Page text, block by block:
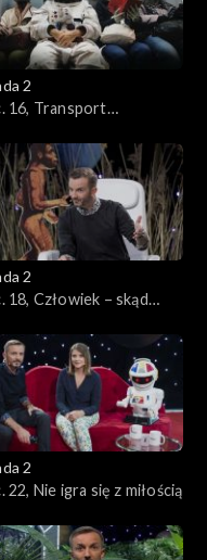
2
16, Transport
2
18, Człowiek – skąd
2
22, Nie igra się z miłością